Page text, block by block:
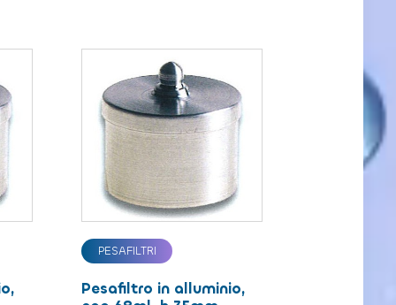
PESAFILTRI
Pesafiltro in alluminio,